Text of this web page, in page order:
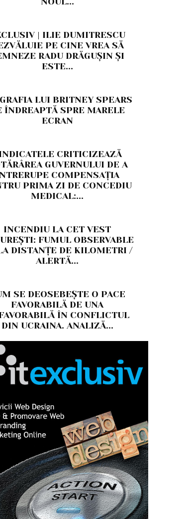
| ILIE DUMITRESCU
PE CINE VREA SĂ
RADU DRĂGUȘIN ȘI
ESTE...
LUI BRITNEY SPEARS
ÎNDREAPTĂ SPRE MARELE
ECRAN
CRITICIZEAZĂ
GUVERNULUI DE A
COMPENSAȚIA
PRIMA ZI DE CONCEDIU
MEDICAL:...
INCENDIU LA CET VEST
FUMUL OBSERVABLE
DISTANȚE DE KILOMETRI /
ALERTĂ...
SE DEOSEBEȘTE O PACE
FAVORABILĂ DE UNA
ÎN CONFLICTUL
DIN UCRAINA. ANALIZĂ...